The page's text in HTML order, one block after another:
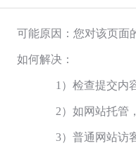
可能原因：您对该页面
如何解决：
1）检查提交内
2）如网站托管
3）普通网站访